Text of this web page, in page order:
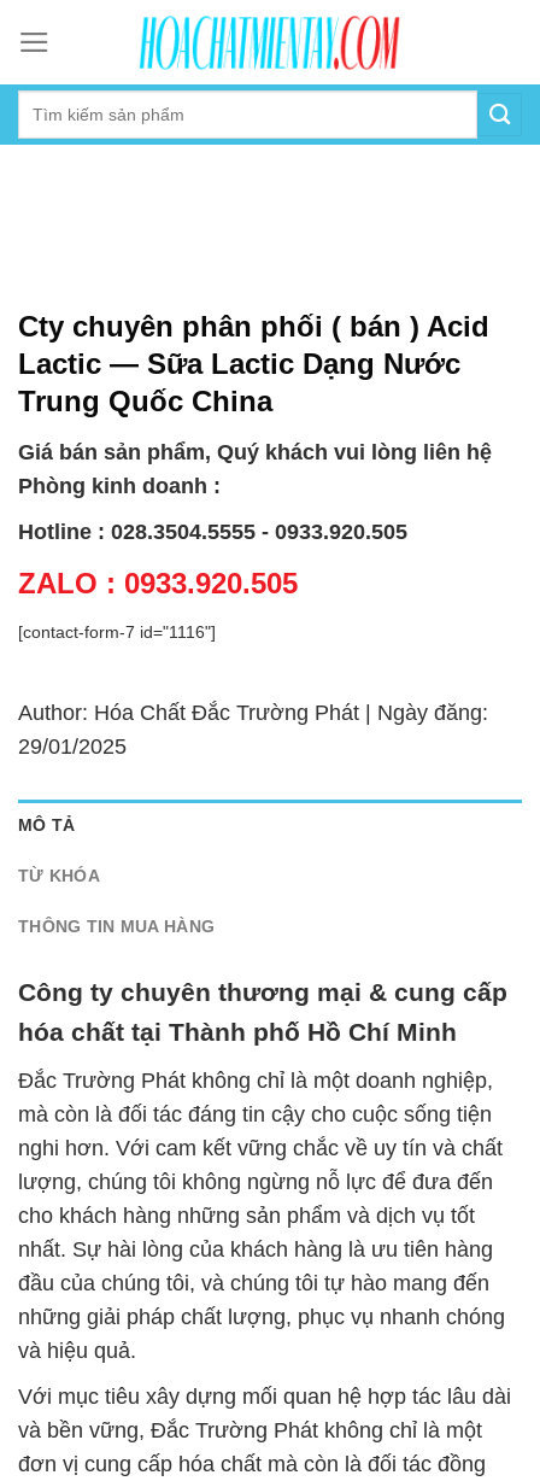
content
Cty chuyên phân phối ( bán ) Acid
Lactic — Sữa Lactic Dạng Nước
Trung Quốc China
Giá bán sản phẩm, Quý khách vui lòng liên hệ
Phòng kinh doanh :
Hotline : 028.3504.5555 - 0933.920.505
ZALO : 0933.920.505
[contact-form-7 id="1116"]
Author: Hóa Chất Đắc Trường Phát | Ngày đăng:
29/01/2025
MÔ TẢ
TỪ KHÓA
THÔNG TIN MUA HÀNG
Công ty chuyên thương mại & cung cấp
hóa chất tại Thành phố Hồ Chí Minh
Đắc Trường Phát không chỉ là một doanh nghiệp,
mà còn là đối tác đáng tin cậy cho cuộc sống tiện
nghi hơn. Với cam kết vững chắc về uy tín và chất
lượng, chúng tôi không ngừng nỗ lực để đưa đến
cho khách hàng những sản phẩm và dịch vụ tốt
nhất. Sự hài lòng của khách hàng là ưu tiên hàng
đầu của chúng tôi, và chúng tôi tự hào mang đến
những giải pháp chất lượng, phục vụ nhanh chóng
và hiệu quả.
Với mục tiêu xây dựng mối quan hệ hợp tác lâu dài
và bền vững, Đắc Trường Phát không chỉ là một
đơn vị cung cấp hóa chất mà còn là đối tác đồng